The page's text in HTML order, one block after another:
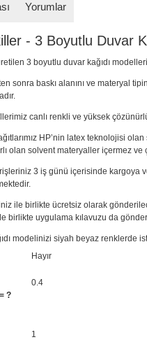
Yorumlar
- 3 Boyutlu Duvar
3 boyutlu duvar kağıdı
sonra baskı alanını ve materyal
canlı renkli ve yüksek
HP’nin latex teknolojisi
olan solvent materyaller içermez ve
3 iş günü içerisinde
ile birlikte ücretsiz olarak
birlikte uygulama kılavuzu da
modelinizi siyah beyaz renklerde
yaptırmak istiyorsanız yine bize
Hayır
?
0.4
1